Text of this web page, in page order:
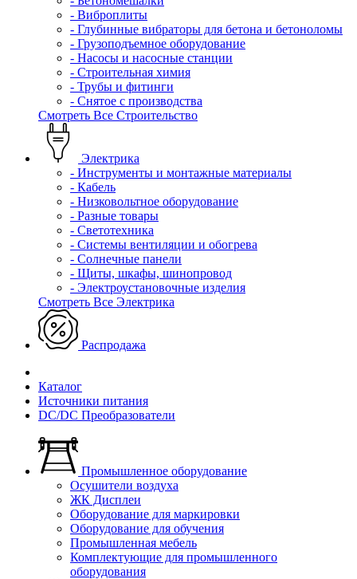
- Виброплиты
- Глубинные вибраторы для бетона и бетоноломы
- Грузоподъемное оборудование
- Насосы и насосные станции
- Строительная химия
- Трубы и фитинги
- Снятое с производства
Смотреть Все Строительство
Электрика
- Инструменты и монтажные материалы
- Кабель
- Низковольтное оборудование
- Разные товары
- Светотехника
- Системы вентиляции и обогрева
- Солнечные панели
- Щиты, шкафы, шинопровод
- Электроустановочные изделия
Смотреть Все Электрика
Распродажа
Каталог
Источники питания
DC/DC Преобразователи
Промышленное оборудование
Осушители воздуха
ЖК Дисплеи
Оборудование для маркировки
Оборудование для обучения
Промышленная мебель
Комплектующие для промышленного
оборудования